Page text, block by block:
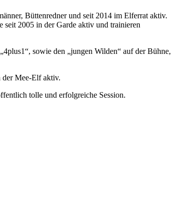
Büttenredner und seit 2014 im Elferrat aktiv.
2005 in der Garde aktiv und trainieren
sowie den „jungen Wilden“ auf der Bühne,
der Mee-Elf aktiv.
tolle und erfolgreiche Session.